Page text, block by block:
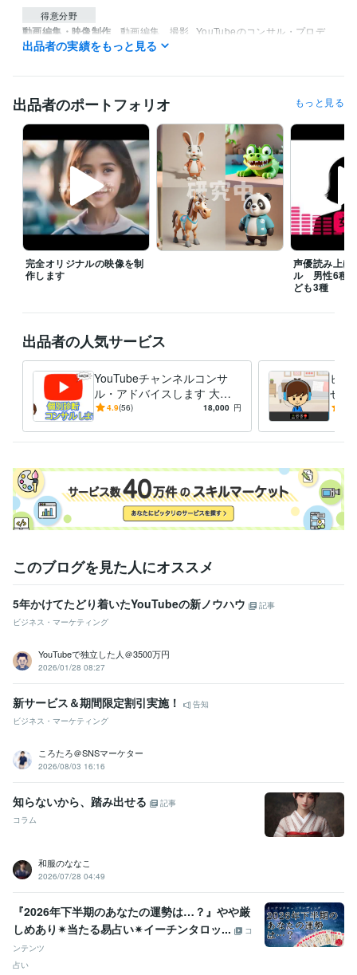
得意分野
動画編集・映像制作 動画編集、撮影 YouTubeのコンサル・プロデ
ュース ゲームプレイ 特技や才能をマネタイズさせるアドバイス
タレント業
YouTuber SNS コンサルティング Twitter
出品者の実績をもっと見る
出品者のポートフォリオ もっと見る
完全オリジナルの映像を制
作します
声優読み上げ
ル 男性6種/
ども3種
出品者の人気サービス
YouTubeチャンネルコンサ
ル・アドバイスします 大手
タレント事務所で開設〜収益
した
4.9(56) 18,000 円
ビデ
せや
る円
このブログを見た人にオススメ
5年かけてたどり着いたYouTubeの新ノウハウ
記事
ビジネス・マーケティング
YouTubeで独立した人＠3500万円
2026/01/28 08:27
新サービス＆期間限定割引実施！
告知
ビジネス・マーケティング
ころたろ＠SNSマーケター
2026/08/03 16:16
知らないから、踏み出せる
記事
コラム
和服のななこ
2026/07/28 04:49
『2026年下半期のあなたの運勢は…？』やや厳
しめあり✴︎当たる易占い✴︎イーチンタロッ...
コ
ンテンツ
占い